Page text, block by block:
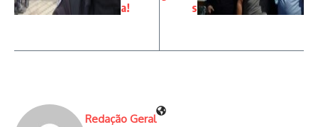
a!
s
Redação Geral